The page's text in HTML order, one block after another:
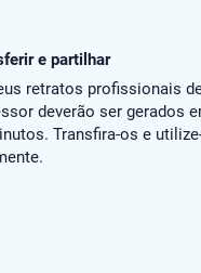
e partilhar
retratos profissionais
deverão ser gerados
Transfira-os e